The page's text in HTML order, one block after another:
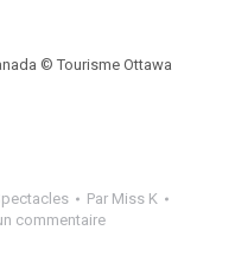
© Tourisme Ottawa
Par Miss K
commentaire